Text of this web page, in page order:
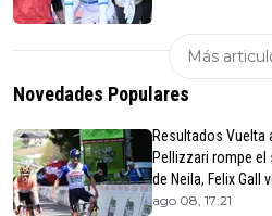
Más
Novedades Populares
Resultados Vuelta
Pellizzari rompe el
de Neila, Felix Gall
ago 08, 17:21